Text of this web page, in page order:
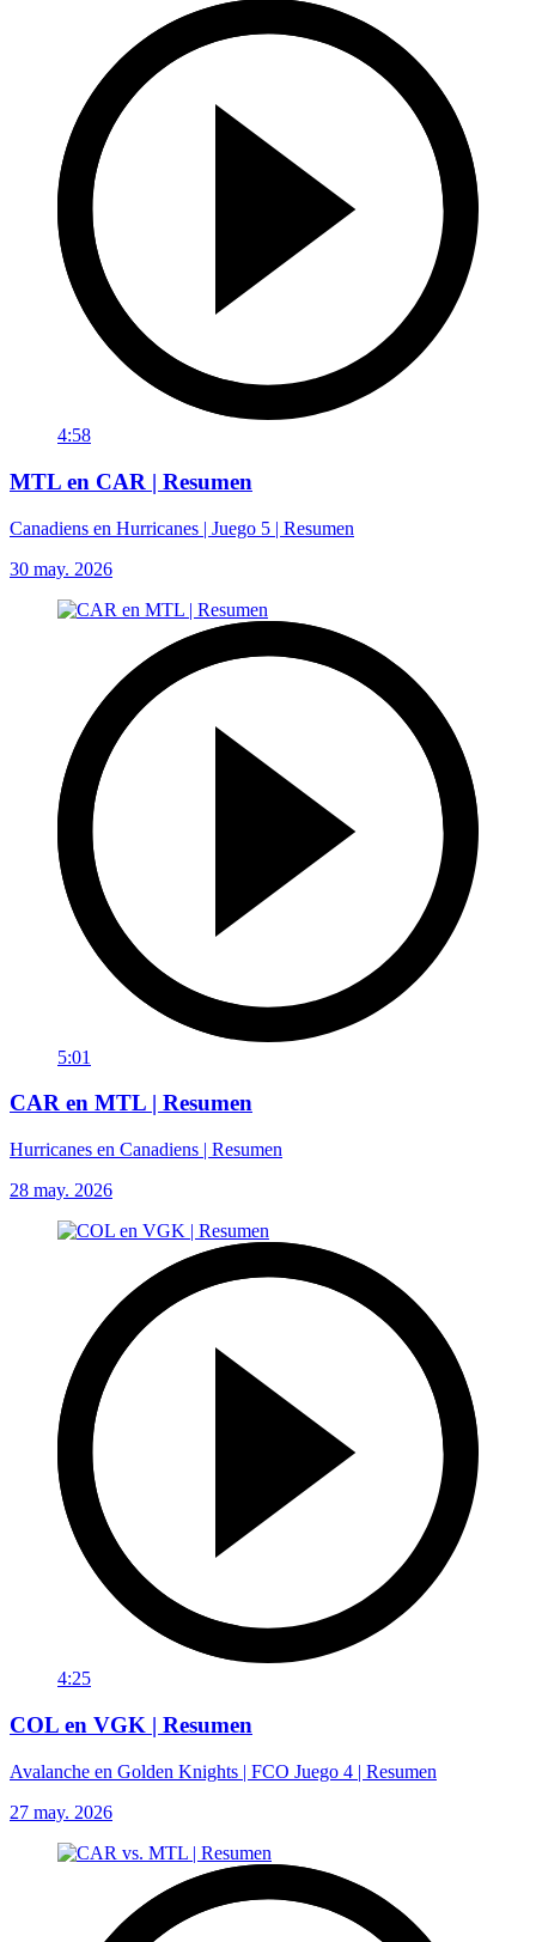
4:58
MTL en CAR | Resumen
Canadiens en Hurricanes | Juego 5 | Resumen
30 may. 2026
5:01
CAR en MTL | Resumen
Hurricanes en Canadiens | Resumen
28 may. 2026
4:25
COL en VGK | Resumen
Avalanche en Golden Knights | FCO Juego 4 | Resumen
27 may. 2026